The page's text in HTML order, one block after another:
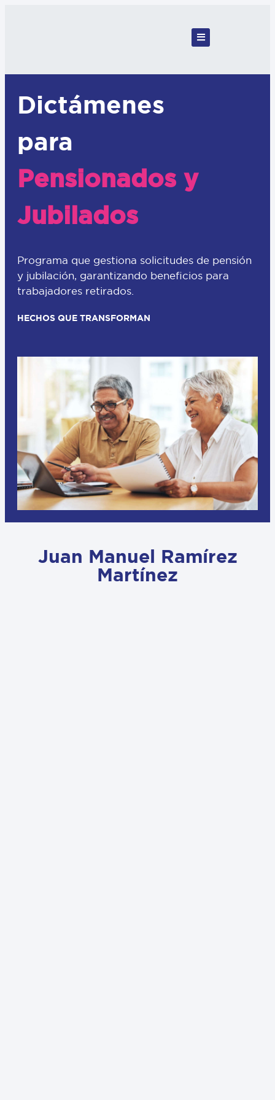
Dictámenes
para
Pensionados y
Jubilados
Programa que gestiona solicitudes de pensión
y jubilación, garantizando beneficios para
trabajadores retirados.
HECHOS QUE TRANSFORMAN
Juan Manuel Ramírez
Martínez